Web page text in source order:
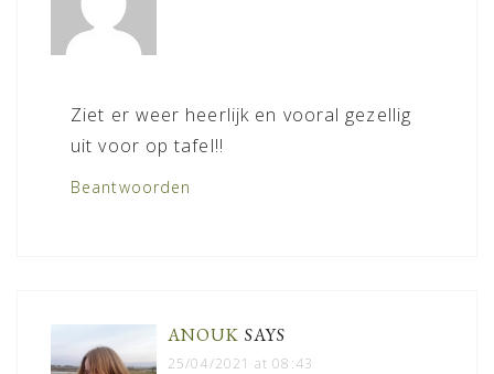
Ziet er weer heerlijk en vooral gezellig
uit voor op tafel!!
Beantwoorden
ANOUK SAYS
25/04/2021 at 08:43